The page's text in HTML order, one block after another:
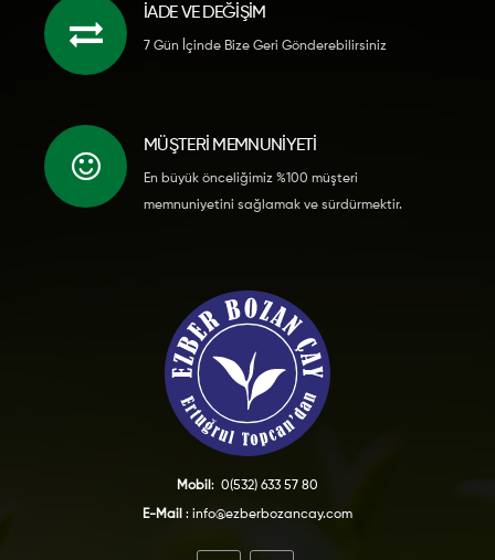
İADE VE DEĞİŞİM
7 Gün İçinde Bize Geri Gönderebilirsiniz
MÜŞTERI MEMNUNIYETI
En büyük önceliğimiz %100 müşteri
memnuniyetini sağlamak ve sürdürmektir.
Mobil : 0(532) 633 57 80
E-Mail : info@ezberbozancay.com